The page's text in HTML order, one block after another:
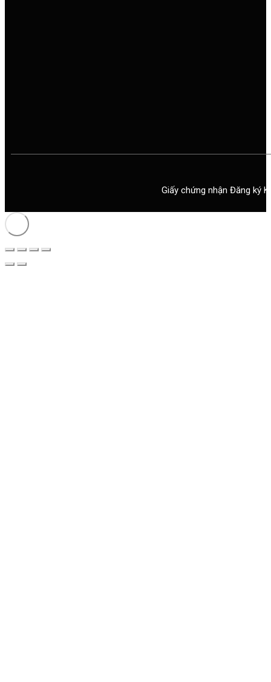
Giấy chứng nhận Đăng ký